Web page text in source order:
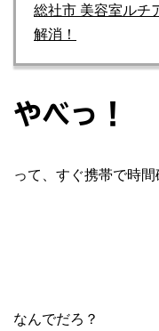
総社市 美容室ルチ
解消！
やべっ！
って、すぐ携帯で時
なんでだろ？